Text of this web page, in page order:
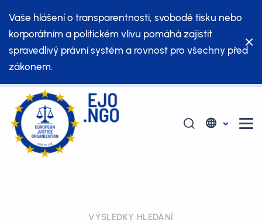
Vaše hlášení o transparentnosti, svobodě tisku nebo
korporátním a politickém vlivu pomáhá zajistit
spravedlivý právní systém a rovnost pro všechny před
zákonem.
VÝSLEDKY HLEDÁNÍ